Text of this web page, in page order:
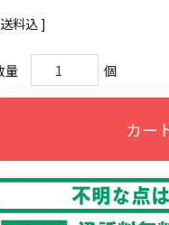
送料込
カー